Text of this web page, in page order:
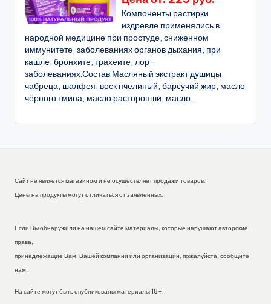
Компоненты растирки
издревле применялись в
народной медицине при простуде, сниженном
иммунитете, заболеваниях органов дыхания, при
кашле, бронхите, трахеите, лор-
заболеваниях.Состав:Масляный экстракт душицы,
чабреца, шалфея, воск пчелиный, барсучий жир, масло
чёрного тмина, масло расторопши, масло...
Сайт не является магазином и не осуществляет продажи товаров.
Цены на продукты могут отличаться от заявленных.
Если Вы обнаружили на нашем сайте материалы, которые нарушают авторские
права,
принадлежащие Вам, Вашей компании или организации, пожалуйста, сообщите
нам.
На сайте могут быть опубликованы материалы 18+!